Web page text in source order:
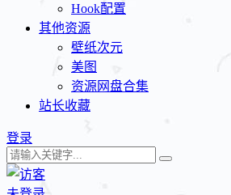
Hook配置
其他资源
壁纸次元
美图
资源网盘合集
站长收藏
登录